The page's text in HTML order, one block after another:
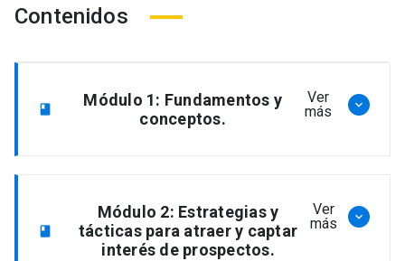
Contenidos
book
Módulo 1: Fundamentos y
conceptos.
Ver
más
keyboard_arrow_down
La evolución del proceso de compra.
book
Módulo 2: Estrategias y
tácticas para atraer y captar
interés de prospectos.
Ver
más
keyboard_arrow_down